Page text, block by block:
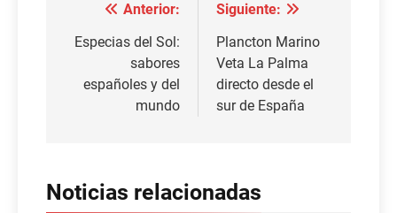
Navegación
de
entradas
Anterior:
Especias del Sol:
sabores
españoles y del
mundo
Siguiente:
Plancton Marino
Veta La Palma
directo desde el
sur de España
Noticias relacionadas